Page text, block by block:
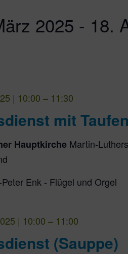
2025 - 18.
mit
| 10:00 – 11:30
Hauptkirche Martin-
Enk - Flügel und Orgel
(Sauppe)
| 10:00 – 11:00